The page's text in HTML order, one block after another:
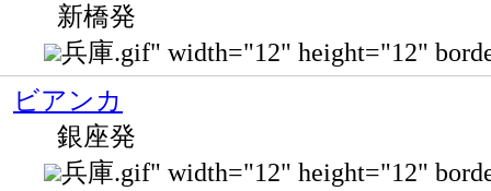
新橋発
兵庫.gif" width="12" height="12"
ビアンカ
銀座発
兵庫.gif" width="12" height="12"